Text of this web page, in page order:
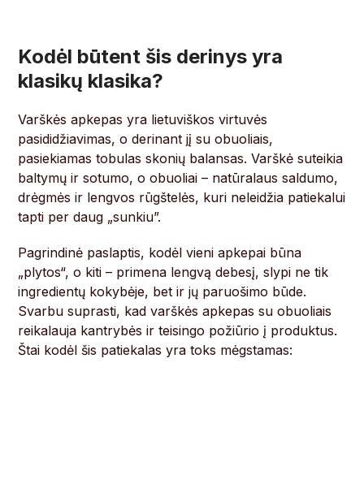
Kodėl būtent šis derinys yra
klasikų klasika?
Varškės apkepas yra lietuviškos virtuvės
pasididžiavimas, o derinant jį su obuoliais,
pasiekiamas tobulas skonių balansas. Varškė suteikia
baltymų ir sotumo, o obuoliai – natūralaus saldumo,
drėgmės ir lengvos rūgštelės, kuri neleidžia patiekalui
tapti per daug „sunkiu”.
Pagrindinė paslaptis, kodėl vieni apkepai būna
„plytos“, o kiti – primena lengvą debesį, slypi ne tik
ingredientų kokybėje, bet ir jų paruošimo būde.
Svarbu suprasti, kad varškės apkepas su obuoliais
reikalauja kantrybės ir teisingo požiūrio į produktus.
Štai kodėl šis patiekalas yra toks mėgstamas: